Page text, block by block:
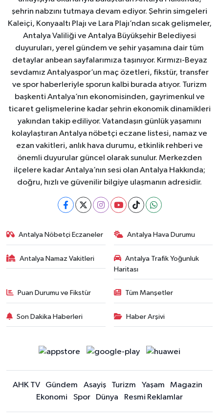
şehrin nabzını tutmaya devam ediyor. Şehrin simgeleri
Kaleiçi, Konyaaltı Plajı ve Lara Plajı’ndan sıcak gelişmeler,
Antalya Valiliği ve Antalya Büyükşehir Belediyesi
duyuruları, yerel gündem ve şehir yaşamına dair tüm
detaylar anbean sayfalarımıza taşınıyor. Kırmızı-Beyaz
sevdamız Antalyaspor’un maç özetleri, fikstür, transfer
ve spor haberleriyle sporun kalbi burada atıyor. Turizm
başkenti Antalya’nın ekonomisinden, gayrimenkul ve
ticaret gelişmelerine kadar şehrin ekonomik dinamikleri
yakından takip ediliyor. Vatandaşın günlük yaşamını
kolaylaştıran Antalya nöbetçi eczane listesi, namaz ve
ezan vakitleri, anlık hava durumu, etkinlik rehberi ve
önemli duyurular güncel olarak sunulur. Merkezden
ilçelere kadar Antalya’nın sesi olan Antalya Hakkında;
doğru, hızlı ve güvenilir bilgiye ulaşmanın adresidir.
Antalya Nöbetçi Eczaneler Antalya Hava Durumu
Antalya Namaz Vakitleri
Antalya Trafik Yoğunluk
Haritası
Puan Durumu ve Fikstür Tüm Manşetler
Son Dakika Haberleri Haber Arşivi
AHK TV Gündem Asayiş Turizm Yaşam
Magazin
Ekonomi
Spor Dünya Resmi Reklamlar